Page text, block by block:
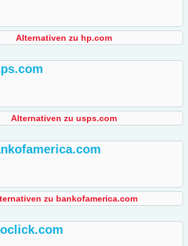
Alternativen zu hp.com
Alternativen zu usps.com
zu bankofamerica.com